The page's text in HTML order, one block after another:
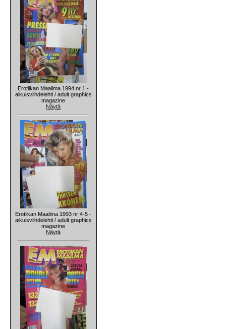
Erotiikan Maailma 1994 nr 1 -
aikuisviihdelehti / adult graphics
magazine
Näytä
Erotiikan Maailma 1993 nr 4-5 -
aikuisviihdelehti / adult graphics
magazine
Näytä